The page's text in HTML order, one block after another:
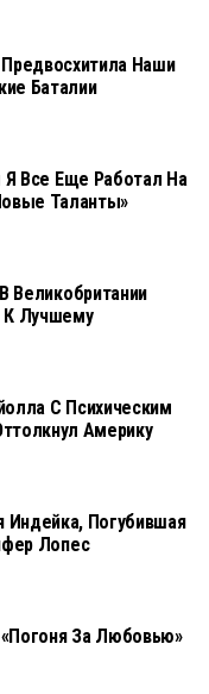
Наши
Баталии
Я Все Еще Работал На
Таланты»
Великобритании
К Лучшему
С Психическим
Америку
Погубившая
Лопес
За Любовью»